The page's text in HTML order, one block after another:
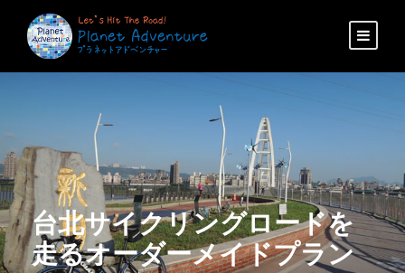
台北サイクリングロードを
走るオーダーメイドプラン